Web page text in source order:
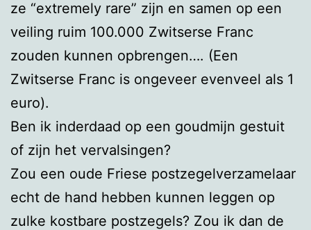
ze “extremely rare” zijn en samen op een
veiling ruim 100.000 Zwitserse Franc
zouden kunnen opbrengen…. (Een
Zwitserse Franc is ongeveer evenveel als 1
euro).
Ben ik inderdaad op een goudmijn gestuit
of zijn het vervalsingen?
Zou een oude Friese postzegelverzamelaar
echt de hand hebben kunnen leggen op
zulke kostbare postzegels? Zou ik dan de